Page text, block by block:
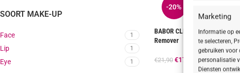
Marketing
Informatie op
te selecteren,
gebruiken voor
personalisatie
Diensten
SOORT MAKE-UP
Face 1
Lip 1
Eye 1
-20%
BABOR CLEANSING Eye &
Remover
€21,90 €17,52